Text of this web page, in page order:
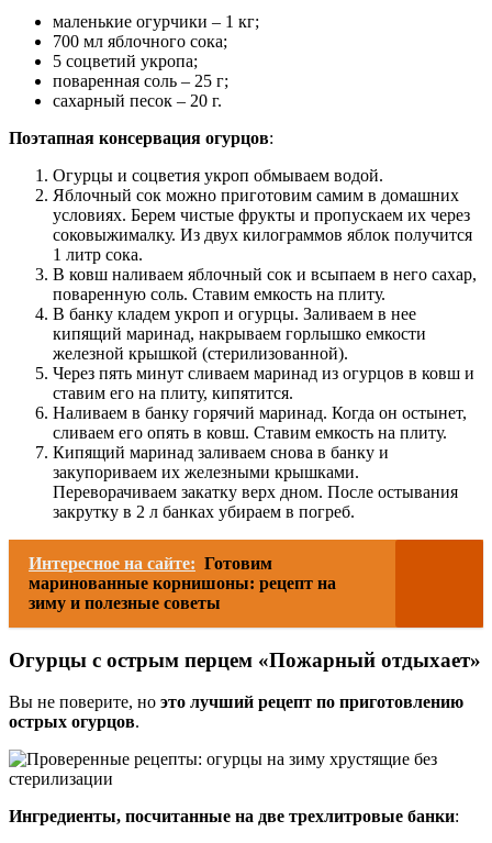
маленькие огурчики – 1 кг;
700 мл яблочного сока;
5 соцветий укропа;
поваренная соль – 25 г;
сахарный песок – 20 г.
Поэтапная консервация огурцов:
Огурцы и соцветия укроп обмываем водой.
Яблочный сок можно приготовим самим в домашних
условиях. Берем чистые фрукты и пропускаем их через
соковыжималку. Из двух килограммов яблок получится
1 литр сока.
В ковш наливаем яблочный сок и всыпаем в него сахар,
поваренную соль. Ставим емкость на плиту.
В банку кладем укроп и огурцы. Заливаем в нее
кипящий маринад, накрываем горлышко емкости
железной крышкой (стерилизованной).
Через пять минут сливаем маринад из огурцов в ковш и
ставим его на плиту, кипятится.
Наливаем в банку горячий маринад. Когда он остынет,
сливаем его опять в ковш. Ставим емкость на плиту.
Кипящий маринад заливаем снова в банку и
закупориваем их железными крышками.
Переворачиваем закатку верх дном. После остывания
закрутку в 2 л банках убираем в погреб.
Интересное на сайте: Готовим
маринованные корнишоны: рецепт на
зиму и полезные советы
Огурцы с острым перцем «Пожарный отдыхает»
Вы не поверите, но это лучший рецепт по приготовлению
острых огурцов.
Ингредиенты, посчитанные на две трехлитровые банки: